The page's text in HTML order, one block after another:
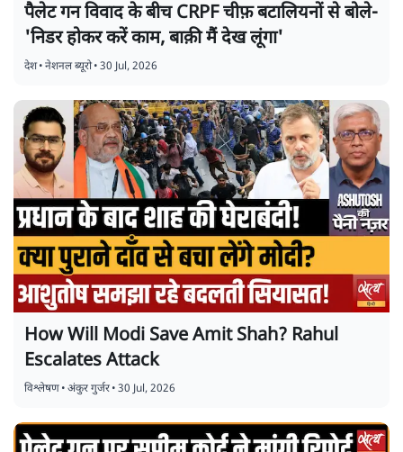
पैलेट गन विवाद के बीच CRPF चीफ़ बटालियनों से बोले-
'निडर होकर करें काम, बाक़ी मैं देख लूंगा'
देश•नेशनल ब्यूरो•30 Jul, 2026
How Will Modi Save Amit Shah? Rahul
Escalates Attack
विश्लेषण•अंकुर गुर्जर•30 Jul, 2026